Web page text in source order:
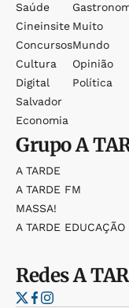
Saúde
Cineinsite
Concursos
Cultura
Digital
Salvador
Economia
Muito
Mundo
Opinião
Política
GrupoA
A TARDE
A TARDE FM
MASSA!
A TARDE EDUCAÇÃO
RedesA